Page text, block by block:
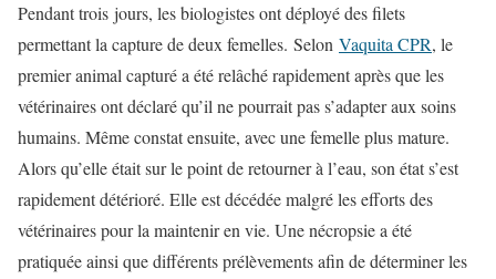
Pendant trois jours, les biologistes ont déployé des filets
permettant la capture de deux femelles. Selon Vaquita CPR, le
premier animal capturé a été relâché rapidement après que les
vétérinaires ont déclaré qu’il ne pourrait pas s’adapter aux soins
humains. Même constat ensuite, avec une femelle plus mature.
Alors qu’elle était sur le point de retourner à l’eau, son état s’est
rapidement détérioré. Elle est décédée malgré les efforts des
vétérinaires pour la maintenir en vie. Une nécropsie a été
pratiquée ainsi que différents prélèvements afin de déterminer les